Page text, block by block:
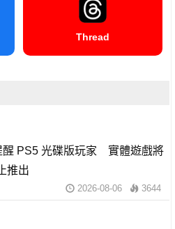
Thread
醒 PS5 光碟版玩家 實體遊戲將
推出
2026-08-06 3644